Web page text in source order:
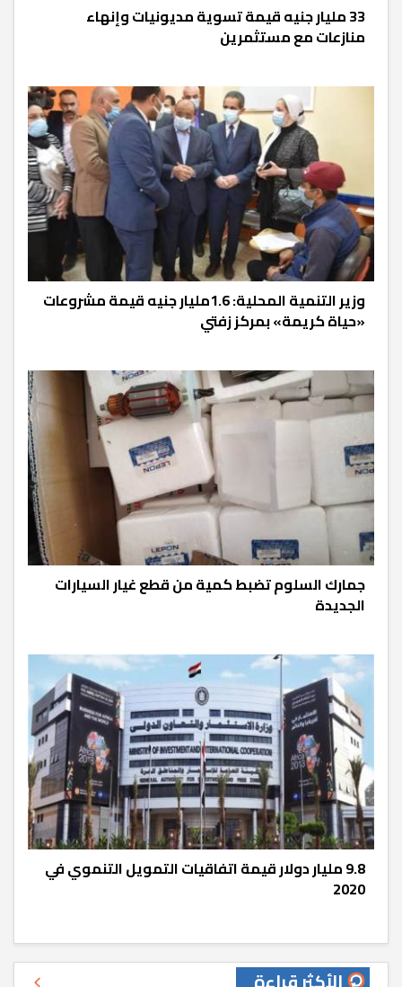
33 مليار جنيه قيمة تسوية مديونيات وإنهاء
منازعات مع مستثمرين
وزير التنمية المحلية: 1.6مليار جنيه قيمة مشروعات
«حياة كريمة» بمركز زفتي
جمارك السلوم تضبط كمية من قطع غيار السيارات
الجديدة
9.8 مليار دولار قيمة اتفاقيات التمويل التنموي في
2020